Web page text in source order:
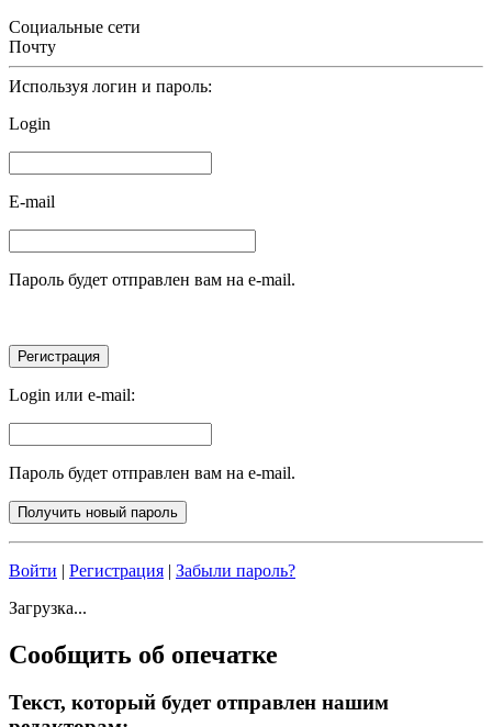
Социальные сети
Почту
Используя логин и пароль:
Login
E-mail
Пароль будет отправлен вам на e-mail.
Login или e-mail:
Пароль будет отправлен вам на e-mail.
Войти | Регистрация | Забыли пароль?
Загрузка...
Сообщить об опечатке
Текст, который будет отправлен нашим